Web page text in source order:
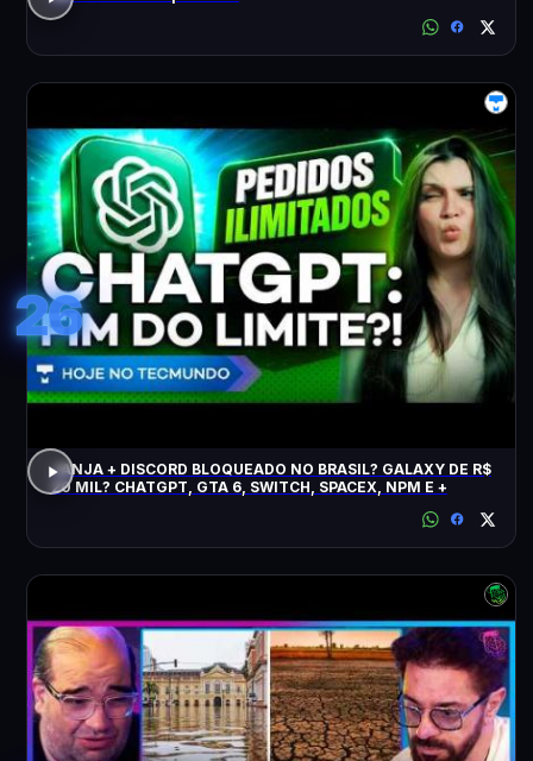
26
JANJA + DISCORD BLOQUEADO NO BRASIL? GALAXY DE R$
20 MIL? CHATGPT, GTA 6, SWITCH, SPACEX, NPM E +